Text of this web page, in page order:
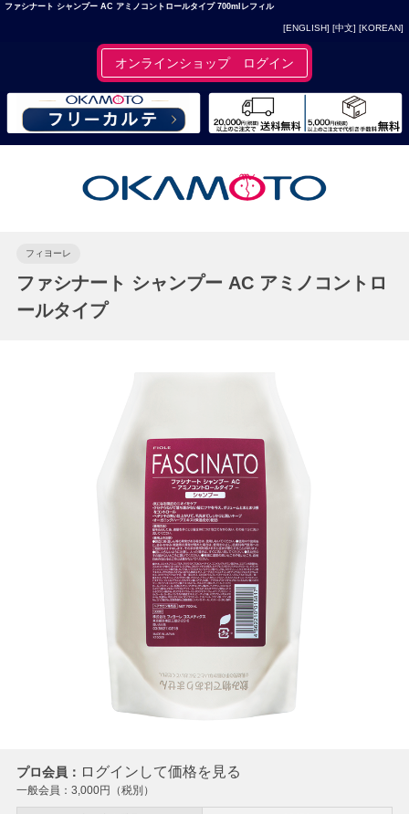
ファシナート シャンプー AC アミノコントロールタイプ 700mlレフィル
[ENGLISH] [中文] [KOREAN]
オンラインショップ ログイン
フィヨーレ
ファシナート シャンプー AC アミノコントロ
ールタイプ
プロ会員： ログインして価格を見る
一般会員： 3,000円（税別）